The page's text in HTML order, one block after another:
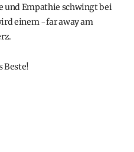
und Empathie schwingt bei
einem -far away am
Beste!